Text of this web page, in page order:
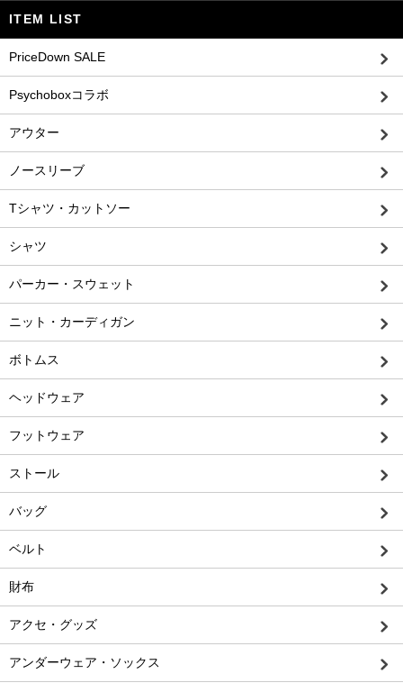
ITEM LIST
PriceDown SALE
Psychoboxコラボ
アウター
ノースリーブ
Tシャツ・カットソー
シャツ
パーカー・スウェット
ニット・カーディガン
ボトムス
ヘッドウェア
フットウェア
ストール
バッグ
ベルト
財布
アクセ・グッズ
アンダーウェア・ソックス